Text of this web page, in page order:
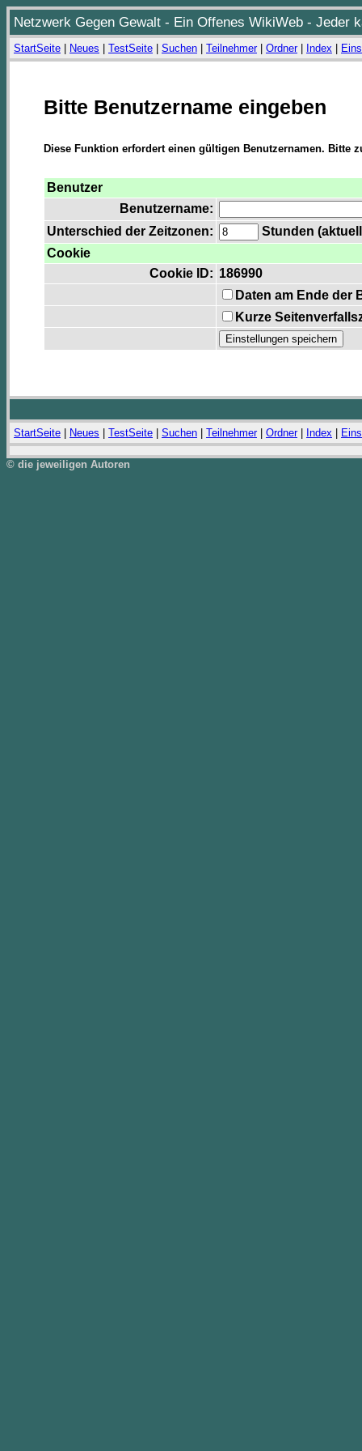
Netzwerk Gegen Gewalt - Ein Offenes WikiWeb - Jeder
StartSeite Neues TestSeite Suchen Teilnehmer| Ordner| Index
Bitte Benutzername eingeben
Diese Funktion erfordert einen gültigen Benutzernamen. Bitte
Benutzer
Benutzername:
Unterschied der Zeitzonen:
Stunden
Cookie
Cookie ID: 186990
Daten am Ende der
Kurze
StartSeite Neues TestSeite Suchen Teilnehmer| Ordner| Index
© die jeweiligen Autoren